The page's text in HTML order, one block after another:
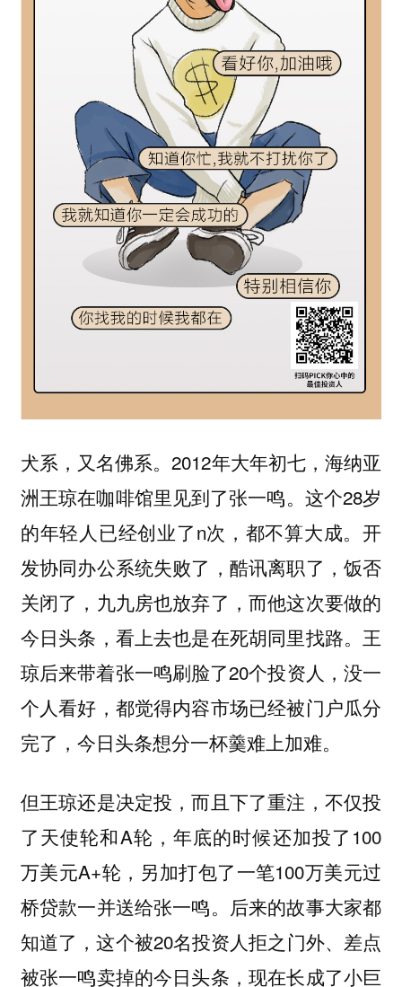
犬系，又名佛系。2012年大年初七，海纳亚
洲王琼在咖啡馆里见到了张一鸣。这个28岁
的年轻人已经创业了n次，都不算大成。开
发协同办公系统失败了，酷讯离职了，饭否
关闭了，九九房也放弃了，而他这次要做的
今日头条，看上去也是在死胡同里找路。王
琼后来带着张一鸣刷脸了20个投资人，没一
个人看好，都觉得内容市场已经被门户瓜分
完了，今日头条想分一杯羹难上加难。
但王琼还是决定投，而且下了重注，不仅投
了天使轮和A轮，年底的时候还加投了100
万美元A+轮，另加打包了一笔100万美元过
桥贷款一并送给张一鸣。后来的故事大家都
知道了，这个被20名投资人拒之门外、差点
被张一鸣卖掉的今日头条，现在长成了小巨